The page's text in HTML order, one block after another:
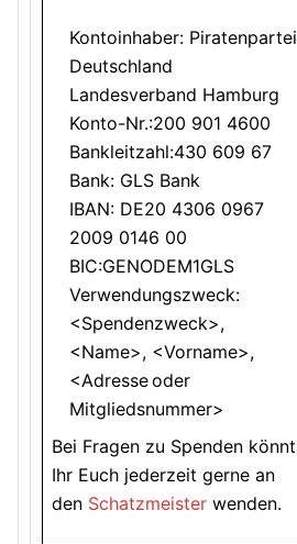
Kontoinhaber: Piratenpartei
Deutschland
Landesverband Hamburg
Konto-Nr.:200 901 4600
Bankleitzahl:430 609 67
Bank: GLS Bank
IBAN: DE20 4306 0967
2009 0146 00
BIC:GENODEM1GLS
Verwendungszweck:
<Spendenzweck>,
<Name>, <Vorname>,
<Adresse oder
Mitgliedsnummer>
Bei Fragen zu Spenden könnt
Ihr Euch jederzeit gerne an
den Schatzmeister wenden.